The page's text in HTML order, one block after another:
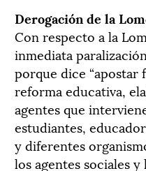
Derogación de la
Con respecto a la
inmediata
porque dice
reforma educativa,
agentes que
estudiantes,
y diferentes
los agentes sociales y